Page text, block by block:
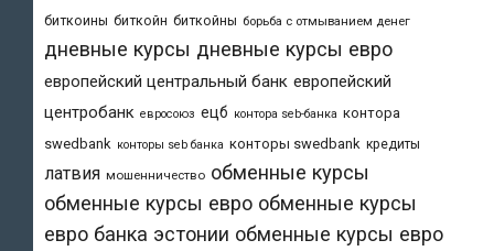
биткоины биткойн биткойны борьба с отмыванием денег
дневные курсы дневные курсы евро
европейский центральный банк европейский
центробанк евросоюз ецб контора seb-банка контора
swedbank конторы seb банка конторы swedbank кредиты
латвия мошенничество обменные курсы
обменные курсы евро обменные курсы
евро банка эстонии обменные курсы евро